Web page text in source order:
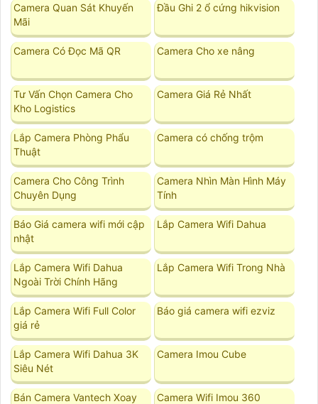
Camera Quan Sát Khuyến
Mãi
Đầu Ghi 2 ổ cứng hikvision
Camera Có Đọc Mã QR Camera Cho xe nâng
Tư Vấn Chọn Camera Cho
Kho Logistics
Camera Giá Rẻ Nhất
Lắp Camera Phòng Phẩu
Thuật
Camera có chống trộm
Camera Cho Công Trình
Chuyên Dụng
Camera Nhìn Màn Hình Máy
Tính
Báo Giá camera wifi mới cập
nhật
Lắp Camera Wifi Dahua
Lắp Camera Wifi Dahua
Ngoài Trời Chính Hãng
Lắp Camera Wifi Trong Nhà
Lắp Camera Wifi Full Color
giá rẻ
Báo giá camera wifi ezviz
Lắp Camera Wifi Dahua 3K
Siêu Nét
Camera Imou Cube
Bán Camera Vantech Xoay
Camera Wifi Imou 360